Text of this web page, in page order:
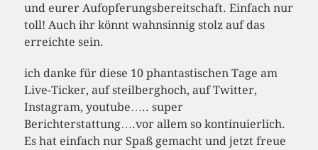
und eurer Aufopferungsbereitschaft. Einfach nur
toll! Auch ihr könnt wahnsinnig stolz auf das
erreichte sein.
ich danke für diese 10 phantastischen Tage am
Live-Ticker, auf steilberghoch, auf Twitter,
Instagram, youtube….. super
Berichterstattung….vor allem so kontinuierlich.
Es hat einfach nur Spaß gemacht und jetzt freue